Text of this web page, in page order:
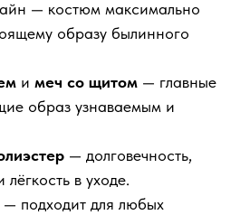
— костюм максимально
образу былинного
и меч со щитом — главные
образ узнаваемым и
— долговечность,
в уходе.
— подходит для любых